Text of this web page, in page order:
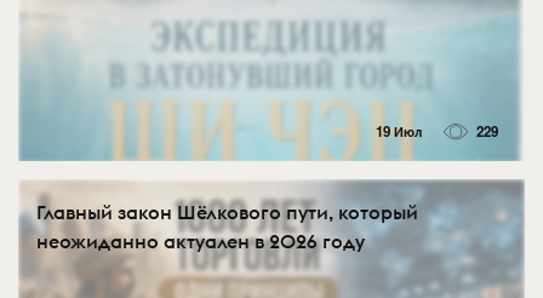
19 Июл 229
Главный закон Шёлкового пути, который
неожиданно актуален в 2026 году